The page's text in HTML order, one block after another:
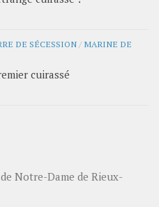
DE SÉCESSION/ MARINE DE
cuirassé
de Notre-Dame de Rieux-